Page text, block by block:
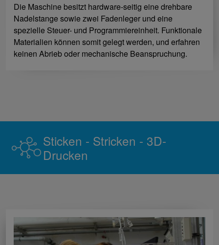
Die Maschine besitzt hardware-seitig eine drehbare
Nadelstange sowie zwei Fadenleger und eine
spezielle Steuer- und Programmiereinheit. Funktionale
Materialien können somit gelegt werden, und erfahren
keinen Abrieb oder mechanische Beanspruchung.
Sticken - Stricken - 3D-
Drucken